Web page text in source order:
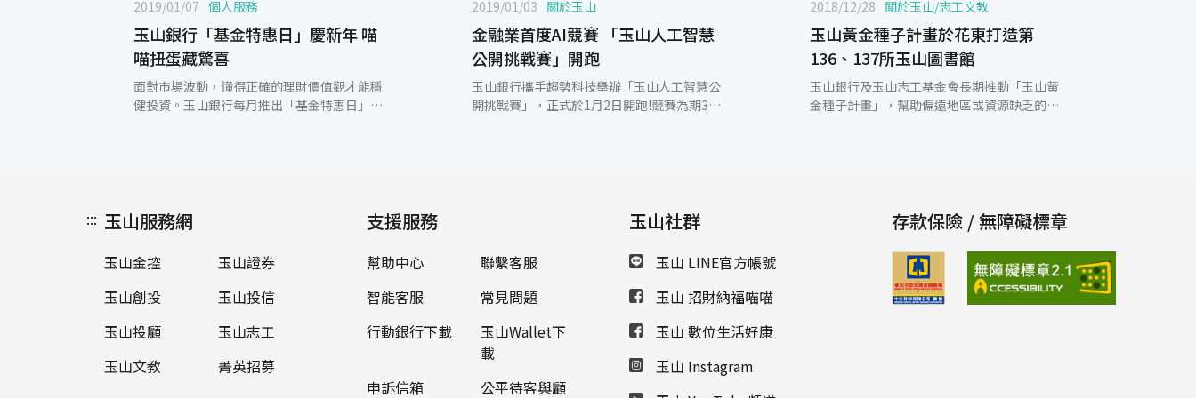
2019/01/07 個人服務
玉山銀行「基金特惠日」慶新年 喵
喵扭蛋藏驚喜
面對市場波動，懂得正確的理財價值觀才能穩
健投資。玉山銀行每月推出「基金特惠日」線
喵喵扭蛋機推廣理財教育，前幾次推出反應熱
烈，3天便創下超過千次的互動紀錄。顧客在
「基金特惠日」活動期間，藉由互動問答瞭解
理財知識，有3次線上扭蛋的體驗機會，每顆
扭蛋均藏有不同驚喜，參與者有機會獲得當月
數位通路新申購基金手續費3折、3.5折、4折
優惠，登錄問卷且符合資格的顧客就可以在指
便利，近兩年來玉山銀行使用線上基金交易的
人數已經增加超逾60%，從客群年齡分析，線
2019/01/03 關於玉山
金融業首度AI競賽 「玉山人工智慧
公開挑戰賽」開跑
玉山銀行攜手趨勢科技舉辦「玉山人工智慧公
開挑戰賽」，正式於1月2日開跑!競賽為期3個
的新視野。 玉山銀行提供豐富的去識別化數
據，讓參加隊伍透過模型設計的方式進行金融
交易預測，找尋顧客的關鍵行為或特質。這是
國內金融業首例與數據平台合作，希望透過結
合金融和科技的跨界合作，讓更多人才可以參
與金融科技的浪潮。此次的競賽資料，除考驗
參賽隊伍巨量資料的處理能力，更需要機器學
習中特徵抽取的洞察能力。希望集合台灣優秀
的AI人才，一起探索數據中潛藏的秘密，用AI
的力量精準預測目標，共同激盪出不同的火花!
2018/12/28 關於玉山/志工文教
玉山黃金種子計畫於花東打造第
136、137所玉山圖書館
玉山銀行及玉山志工基金會長期推動「玉山黃
金種子計畫」，幫助偏遠地區或資源缺乏的國
下孩童閱讀的希望種子。 知本國小溫文龍校長
表示，在這個象徵感恩的聖誕佳節期間，玉山
圖書館是知本國小孩子們收到最棒的聖誕禮
物，未來會持續傳遞感恩的文化，讓圖書館成
為社區閱讀文化推動的中心。長期重視閱讀教
育的大進國小郭瑛忠校長則表示，擁有全新的
::: 玉山服務網
玉山金控
玉山證券
玉山創投
玉山投信
玉山投顧
玉山志工
玉山文教
菁英招募
支援服務
幫助中心
聯繫客服
智能客服
常見問題
行動銀行下載
玉山Wallet下
載
申訴信箱
公平待客與顧
玉山社群
玉山 LINE官方帳號
玉山 招財納福喵喵
玉山 數位生活好康
玉山 Instagram
存款保險 / 無障礙標章